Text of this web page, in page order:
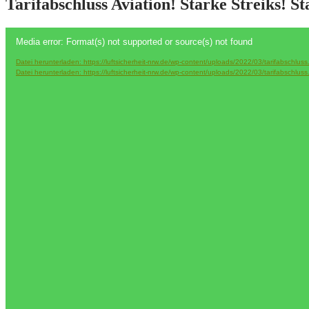
Tarifabschluss Aviation! Starke Streiks!
Player
Media error: Format(s) not supported or source(s) not found
Datei herunterladen: https://luftsicherheit-nrw.de/wp-content/uploads/2022/03/
Datei herunterladen: https://luftsicherheit-nrw.de/wp-content/uploads/2022/03/